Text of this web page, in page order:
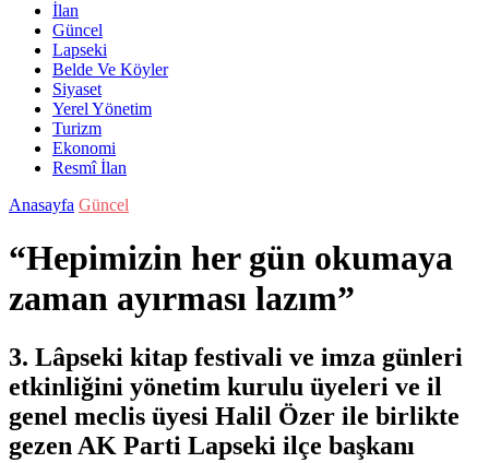
İlan
Güncel
Lapseki
Belde Ve Köyler
Siyaset
Yerel Yönetim
Turizm
Ekonomi
Resmî İlan
Anasayfa Güncel
“Hepimizin her gün okumaya
zaman ayırması lazım”
3. Lâpseki kitap festivali ve imza günleri
etkinliğini yönetim kurulu üyeleri ve il
genel meclis üyesi Halil Özer ile birlikte
gezen AK Parti Lapseki ilçe başkanı